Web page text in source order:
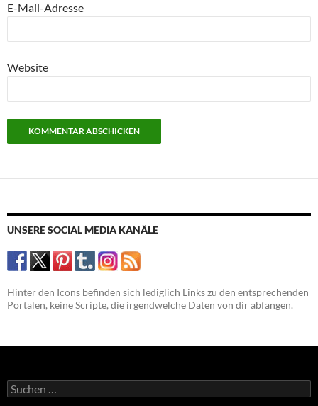
E-Mail-Adresse
Website
UNSERE SOCIAL MEDIA KANÄLE
Hinter den Icons befinden sich lediglich Links zu den entsprechenden
Portalen, keine Scripte, die irgendwelche Daten von dir abfangen.
Suchen
nach: